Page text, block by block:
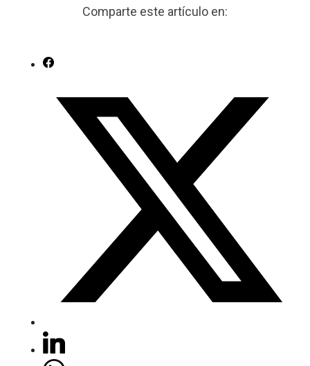
Comparte este artículo en: